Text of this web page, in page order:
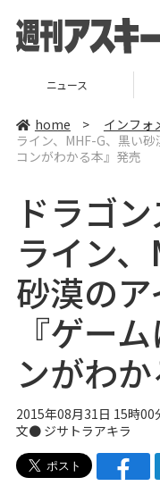
ニュース
home > インフォ
ライン、MHF-G、黒い
コンがわかる本』発売
ドラゴ
ライン
砂漠の
『ゲー
ンがわ
2015年08月31日 15時00
文● ジサトラアキラ